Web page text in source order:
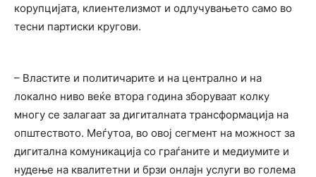
корупцијата, клиентелизмот и одлучувањето само во
тесни партиски кругови.
– Властите и политичарите и на централно и на
локално ниво веќе втора година зборуваат колку
многу се залагаат за дигиталната трансформација на
општеството. Меѓутоа, во овој сегмент на можност за
дигитална комуникација со граѓаните и медиумите и
нудење на квалитетни и брзи онлајн услуги во голема